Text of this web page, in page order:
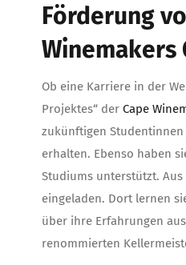
grösseres
Förderung
Winemakers
Ob eine Karriere in der
Projektes“ der Cape
zukünftigen
erhalten. Ebenso haben
Studiums unterstützt. Aus
eingeladen. Dort lernen
über ihre Erfahrungen
renommierten